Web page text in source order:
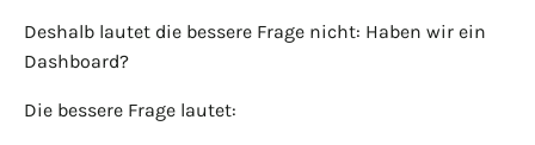
Deshalb lautet die bessere Frage nicht: Haben wir ein
Dashboard?
Die bessere Frage lautet: